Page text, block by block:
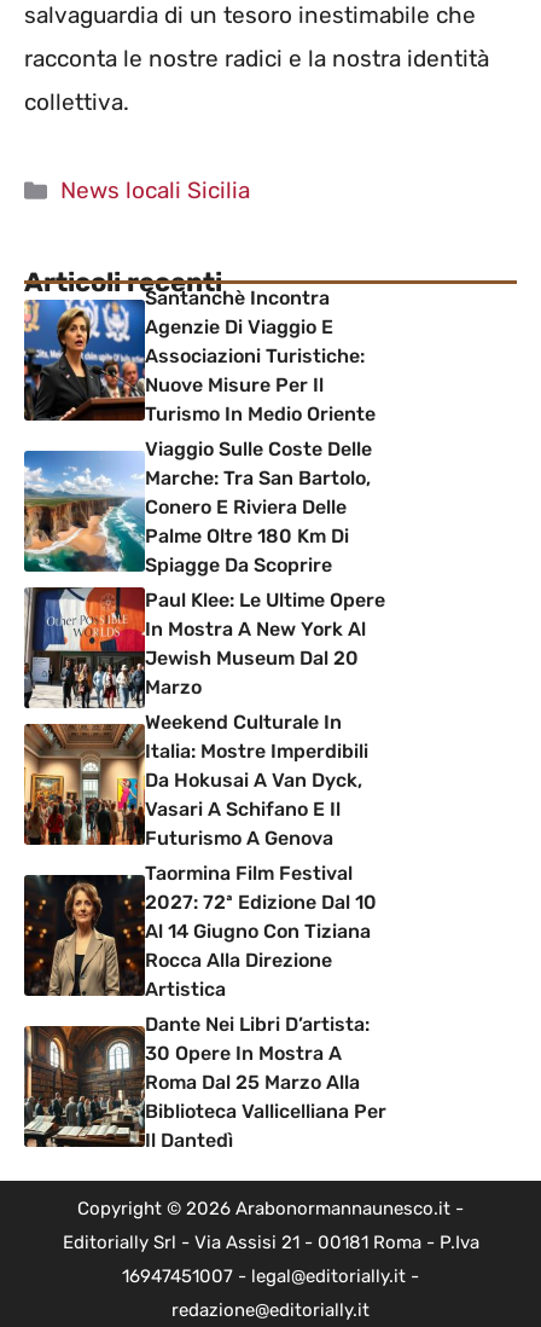
salvaguardia di un tesoro inestimabile che
racconta le nostre radici e la nostra identità
collettiva.
Categorie
News locali Sicilia
Articoli recentiSantanchè Incontra
Agenzie Di Viaggio E
Associazioni Turistiche:
Nuove Misure Per Il
Turismo In Medio Oriente
Viaggio Sulle Coste Delle
Marche: Tra San Bartolo,
Conero E Riviera Delle
Palme Oltre 180 Km Di
Spiagge Da Scoprire
Paul Klee: Le Ultime Opere
In Mostra A New York Al
Jewish Museum Dal 20
Marzo
Weekend Culturale In
Italia: Mostre Imperdibili
Da Hokusai A Van Dyck,
Vasari A Schifano E Il
Futurismo A Genova
Taormina Film Festival
2027: 72ª Edizione Dal 10
Al 14 Giugno Con Tiziana
Rocca Alla Direzione
Artistica
Dante Nei Libri D’artista:
30 Opere In Mostra A
Roma Dal 25 Marzo Alla
Biblioteca Vallicelliana Per
Il Dantedì
Copyright © 2026 Arabonormannaunesco.it -
Editorially Srl - Via Assisi 21 - 00181 Roma - P.Iva
16947451007 - legal@editorially.it -
redazione@editorially.it